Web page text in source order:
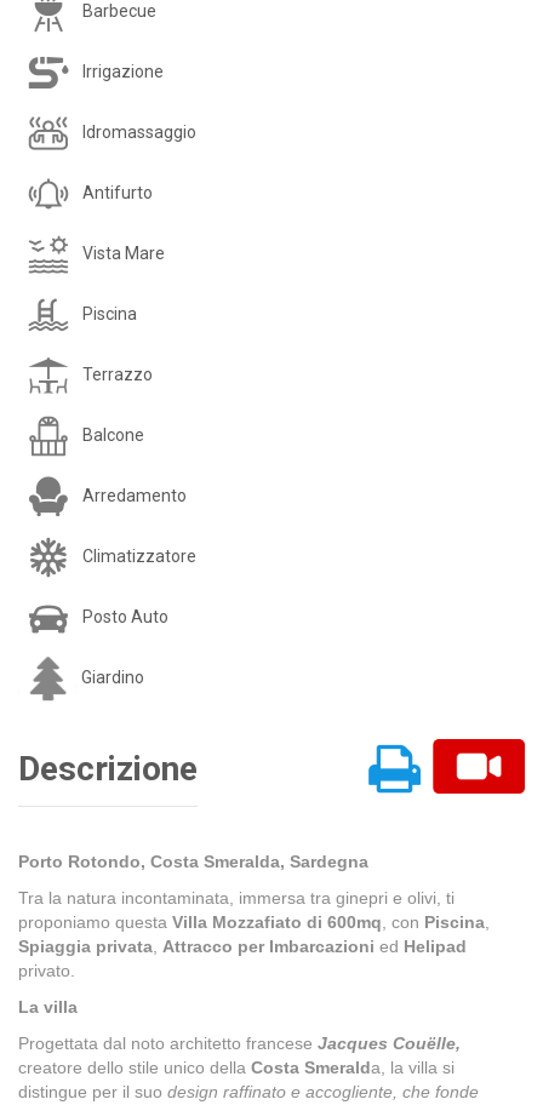
Barbecue
Irrigazione
Idromassaggio
Antifurto
Vista Mare
Piscina
Terrazzo
Balcone
Arredamento
Climatizzatore
Posto Auto
Giardino
Descrizione
Porto Rotondo, Costa Smeralda, Sardegna
Tra la natura incontaminata, immersa tra ginepri e olivi, ti
proponiamo questa Villa Mozzafiato di 600mq, con Piscina,
Spiaggia privata, Attracco per Imbarcazioni ed Helipad
privato.
La villa
Progettata dal noto architetto francese Jacques Couëlle,
creatore dello stile unico della Costa Smeralda, la villa si
distingue per il suo design raffinato e accogliente, che fonde